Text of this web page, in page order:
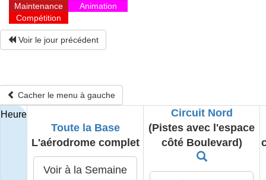
Maintenance
Animation
Compétition
Heure
Toute la Base
L'aérodrome complet
Circuit Nord
(Pistes avec l'espace
côté Boulevard)
Voir le jour précédent
Cacher le menu à gauche